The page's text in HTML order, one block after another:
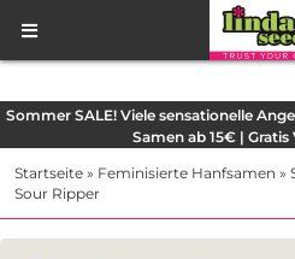
Sommer SALE! Viele sensationelle
Samen ab 15€ |
Startseite » Feminisierte Hanfsamen »
Sour Ripper